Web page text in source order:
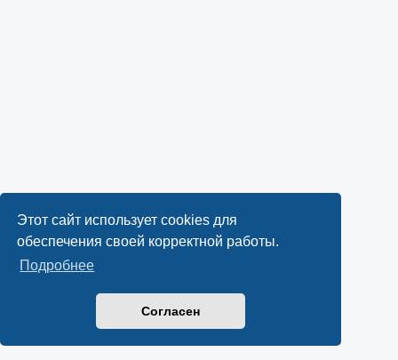
Этот сайт использует cookies для
обеспечения своей корректной работы.
Подробнее
Согласен